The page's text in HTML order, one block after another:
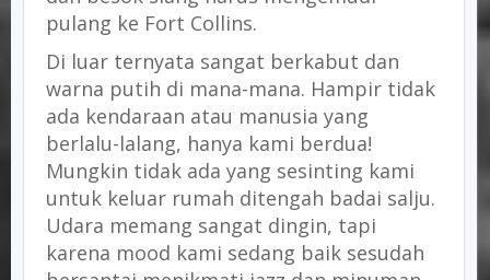
pulang ke Fort Collins.
Di luar ternyata sangat berkabut dan
warna putih di mana-mana. Hampir tidak
ada kendaraan atau manusia yang
berlalu-lalang, hanya kami berdua!
Mungkin tidak ada yang sesinting kami
untuk keluar rumah ditengah badai salju.
Udara memang sangat dingin, tapi
karena mood kami sedang baik sesudah